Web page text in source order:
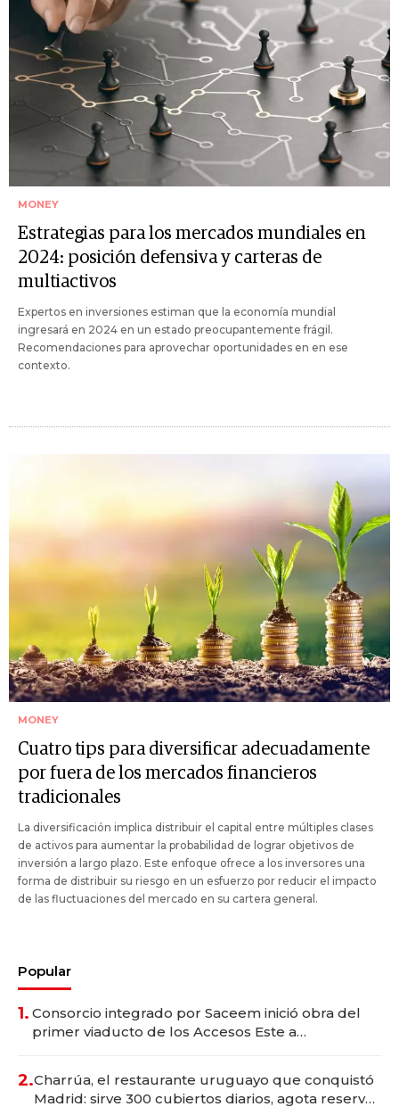
MONEY
Estrategias para los mercados mundiales en
2024: posición defensiva y carteras de
multiactivos
Expertos en inversiones estiman que la economía mundial
ingresará en 2024 en un estado preocupantemente frágil.
Recomendaciones para aprovechar oportunidades en en ese
contexto.
MONEY
Cuatro tips para diversificar adecuadamente
por fuera de los mercados financieros
tradicionales
La diversificación implica distribuir el capital entre múltiples clases
de activos para aumentar la probabilidad de lograr objetivos de
inversión a largo plazo. Este enfoque ofrece a los inversores una
forma de distribuir su riesgo en un esfuerzo por reducir el impacto
de las fluctuaciones del mercado en su cartera general.
Popular
1. Consorcio integrado por Saceem inició obra del
primer viaducto de los Accesos Este a
2.Charrúa, el restaurante uruguayo que conquistó
Madrid: sirve 300 cubiertos diarios, agota reservas